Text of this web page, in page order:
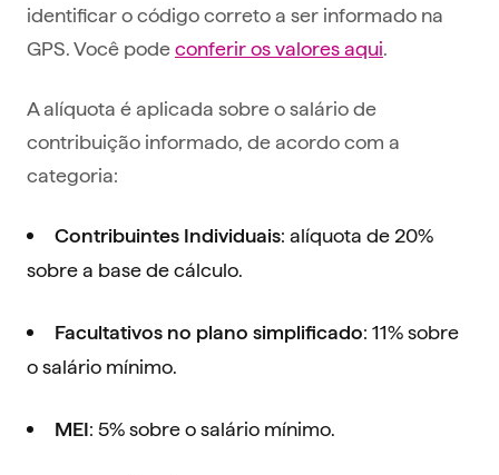
identificar o código correto a ser informado na
GPS. Você podeconferir os valores aqui.
A alíquota é aplicada sobre o salário de
contribuição informado, de acordo com a
categoria:
Contribuintes Individuais: alíquota de 20%
sobre a base de cálculo.
Facultativos no plano simplificado: 11% sobre
o salário mínimo.
MEI: 5% sobre o salário mínimo.